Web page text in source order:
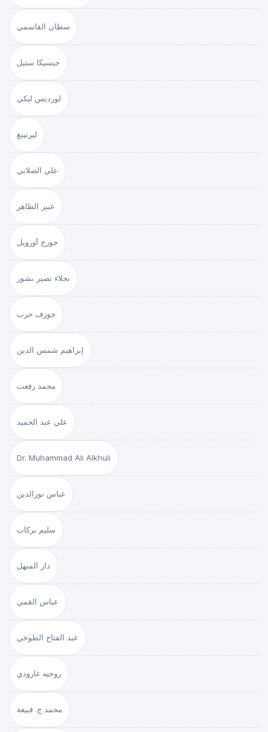
سطان القاسمي
جيسيكا ستيل
لورديس لبكي
ليرنينغ
علي الصلابي
عبير الطاهر
جورج أورويل
نجلاء نصير بشور
جوزف حرب
إبراهيم شمس الدين
محمد رفعت
علي عبد الحميد
Dr. Muhammad Ali Alkhuli
عباس نورالدين
سليم بركات
دار المنهل
عباس القمي
عبد الفتاح الطوخي
روجيه غارودي
محمد ج. قبيعة